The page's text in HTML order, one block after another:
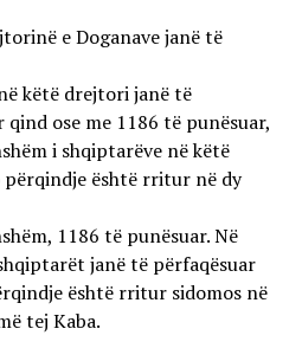
e Doganave janë të
këtë drejtori janë të
ose me 1186 të punësuar,
i shqiptarëve në këtë
përqindje është rritur në dy
1186 të punësuar. Në
janë të përfaqësuar
është rritur sidomos në
tej Kaba.